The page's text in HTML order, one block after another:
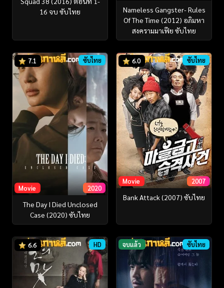
16 จบ ซับไทย
Nameless Gangster- Rules
Of The Time (2012) อภิมหา
สงครามมาเฟีย ซับไทย
7.1 ซับไทย
Movie 2020
The Day I Died Unclosed
Case (2020) ซับไทย
6.0 ซับไทย
Movie 2007
Bank Attack (2007) ซับไทย
6.6 HD จบแล้ว ซับไทย